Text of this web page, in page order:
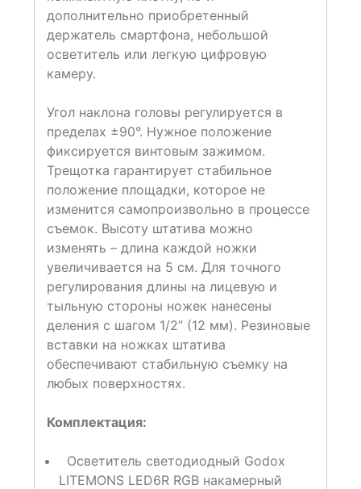
дополнительно приобретенный
держатель смартфона, небольшой
осветитель или легкую цифровую
камеру.
Угол наклона головы регулируется в
пределах ±90°. Нужное положение
фиксируется винтовым зажимом.
Трещотка гарантирует стабильное
положение площадки, которое не
изменится самопроизвольно в процессе
съемок. Высоту штатива можно
изменять – длина каждой ножки
увеличивается на 5 см. Для точного
регулирования длины на лицевую и
тыльную стороны ножек нанесены
деления с шагом 1/2” (12 мм). Резиновые
вставки на ножках штатива
обеспечивают стабильную съемку на
любых поверхностях.
Комплектация:
Осветитель светодиодный Godox
LITEMONS LED6R RGB накамерный